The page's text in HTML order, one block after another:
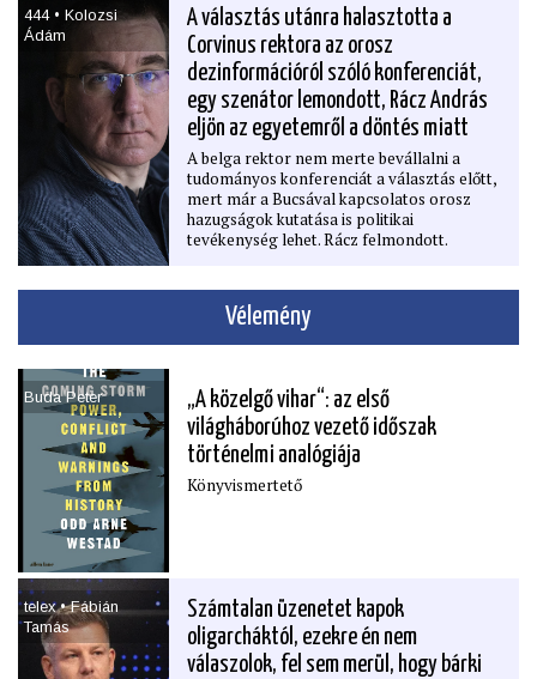
27 százalékos emelését célzó, korábban
nagy port kavaró javaslatot, és a
legnagyobb fővárosi tulajdonú cégek idei
üzleti terveit sem fogadták el. Az ülésen
emellett beszámolót tartott a budapesti
rendőrfőkapitány, amiből kiderült, hogy
drasztikusan csökkent egy sor
bűncselekmény, például az online
bűncselekmények előfordulása, és
mélypontra jutott a közúti balesetek száma
is. A Pride megszervezése ellen idén nem
emelt kifogást a rendőrség.
444 • Kolozsi
Ádám
A választás utánra halasztotta a
Corvinus rektora az orosz
dezinformációról szóló konferenciát,
egy szenátor lemondott, Rácz András
eljön az egyetemről a döntés miatt
A belga rektor nem merte bevállalni a
tudományos konferenciát a választás előtt,
mert már a Bucsával kapcsolatos orosz
hazugságok kutatása is politikai
tevékenység lehet. Rácz felmondott.
Vélemény
Buda Peter
„A közelgő vihar“: az első
világháborúhoz vezető időszak
történelmi analógiája
Könyvismertető
telex • Fábián
Tamás
Számtalan üzenetet kapok
oligarcháktól, ezekre én nem
válaszolok, fel sem merül, hogy bárki